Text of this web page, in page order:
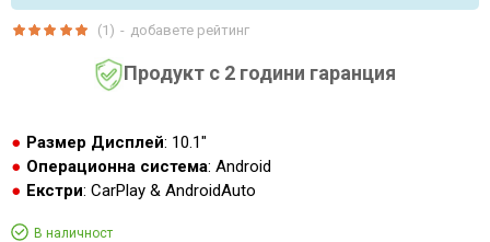
Продукт с 2 години гаранция
Размер Дисплей: 10.1"
Операционна система: Android
Екстри: CarPlay & AndroidAuto
В наличност
(1) - добавете рейтинг